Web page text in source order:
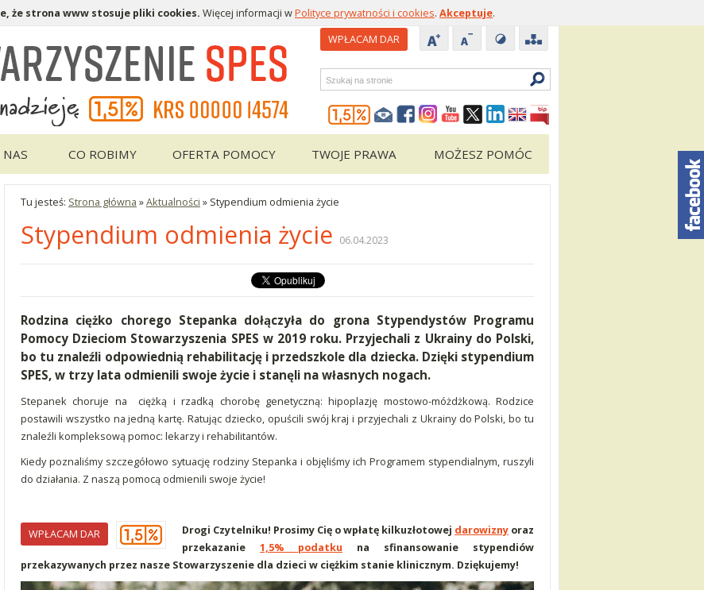
że strona www stosuje pliki cookies. Więcej informacji wPolityce prywatności i cookies. Akceptuje.
WPŁACAM DAR
Wyszukiwarka
NAS CO ROBIMY OFERTA POMOCY TWOJE PRAWA MOŻESZ POMÓC
Tu jesteś: Strona główna »Aktualności » Stypendium odmienia życie
Stypendium odmienia życie 06.04.2023
Rodzina ciężko chorego Stepanka dołączyła do grona Stypendystów Programu
Pomocy Dzieciom Stowarzyszenia SPES w 2019 roku. Przyjechali z Ukrainy do Polski,
bo tu znaleźli odpowiednią rehabilitację i przedszkole dla dziecka. Dzięki stypendium
SPES, w trzy lata odmienili swoje życie i stanęli na własnych nogach.
Stepanek choruje na ciężką i rzadką chorobę genetyczną: hipoplazję mostowo-móżdżkową. Rodzice
postawili wszystko na jedną kartę. Ratując dziecko, opuścili swój kraj i przyjechali z Ukrainy do Polski, bo tu
znaleźli kompleksową pomoc: lekarzy i rehabilitantów.
Kiedy poznaliśmy szczegółowo sytuację rodziny Stepanka i objęliśmy ich Programem stypendialnym, ruszyli
do działania. Z naszą pomocą odmienili swoje życie!
WPŁACAM DAR Drogi Czytelniku! Prosimy Cię o wpłatę kilkuzłotowej darowizny oraz
przekazanie 1,5% podatku na sfinansowanie stypendiów
przekazywanych przez nasze Stowarzyszenie dla dzieci w ciężkim stanie klinicznym. Dziękujemy!